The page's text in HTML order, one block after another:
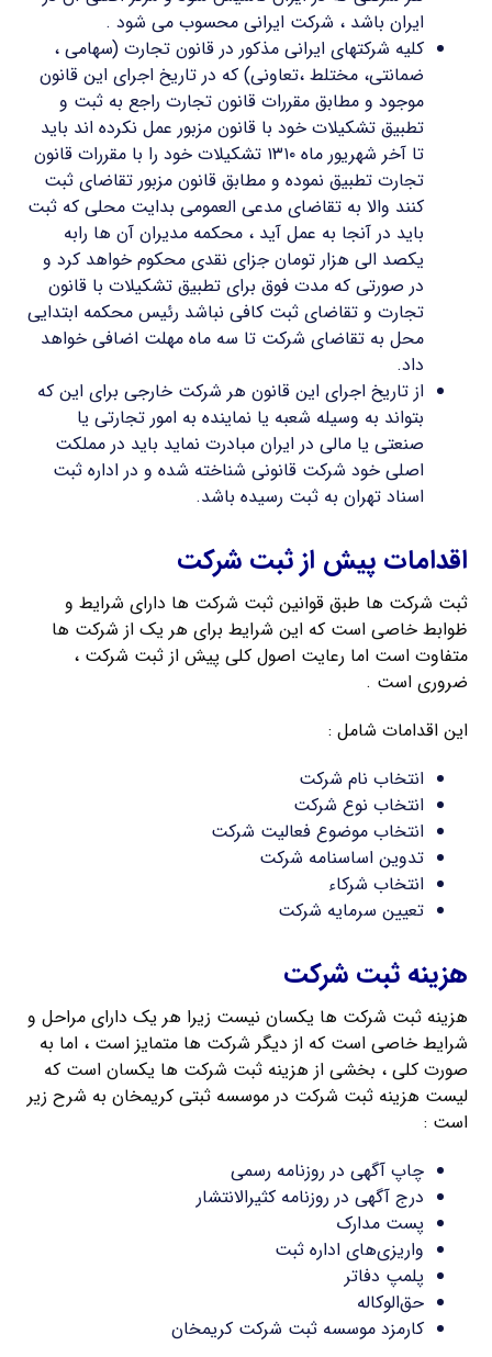
ایران باشد ، شرکت ایرانی محسوب می شود .
کلیه شرکتهای ایرانی مذکور در قانون تجارت (سهامی ،
ضمانتی، مختلط ،تعاونی) که در تاریخ اجرای این قانون
موجود و مطابق مقررات قانون تجارت راجع به ثبت و
تطبیق تشکیلات خود با قانون مزبور عمل نکرده اند باید
تا آخر شهریور ماه ۱۳۱۰ تشکیلات خود را با مقررات قانون
تجارت تطبیق نموده و مطابق قانون مزبور تقاضای ثبت
کنند والا به تقاضای مدعی العمومی بدایت محلی که ثبت
باید در آنجا به عمل آید ، محکمه مدیران آن ها رابه
یکصد الی هزار تومان جزای نقدی محکوم خواهد کرد و
در صورتی که مدت فوق برای تطبیق تشکیلات با قانون
تجارت و تقاضای ثبت کافی نباشد رئیس محکمه ابتدایی
محل به تقاضای شرکت تا سه ماه مهلت اضافی خواهد
داد.
از تاریخ اجرای این قانون هر شرکت خارجی برای این که
بتواند به وسیله شعبه یا نماینده به امور تجارتی یا
صنعتی یا مالی در ایران مبادرت نماید باید در مملکت
اصلی خود شرکت قانونی شناخته شده و در اداره ثبت
اسناد تهران به ثبت رسیده باشد.
اقدامات پیش از ثبت شرکت
ثبت شرکت ها طبق قوانین ثبت شرکت ها دارای شرایط و
ظوابط خاصی است که این شرایط برای هر یک از شرکت ها
متفاوت است اما رعایت اصول کلی پیش از ثبت شرکت ،
ضروری است .
این اقدامات شامل :
انتخاب نام شرکت
انتخاب نوع شرکت
انتخاب موضوع فعالیت شرکت
تدوین اساسنامه شرکت
انتخاب شرکاء
تعیین سرمایه شرکت
هزینه ثبت شرکت
هزینه ثبت شرکت ها یکسان نیست زیرا هر یک دارای مراحل و
شرایط خاصی است که از دیگر شرکت ها متمایز است ، اما به
صورت کلی ، بخشی از هزینه ثبت شرکت ها یکسان است که
لیست هزینه ثبت شرکت در موسسه ثبتی کریمخان به شرح زیر
است :
چاپ آگهی در روزنامه رسمی
درج آگهی در روزنامه کثیرالانتشار
پست مدارک
واریزی‌های اداره ثبت
پلمپ دفاتر
حق‌الوکاله
کارمزد موسسه ثبت شرکت کریمخان